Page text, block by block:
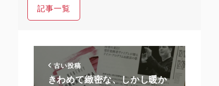
記事一覧
古い投稿
きわめて緻密な、しかし暖か